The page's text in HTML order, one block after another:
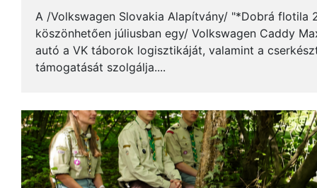
A /Volkswagen Slovakia Alapítvány/ "*Dobrá flotila
köszönhetően júliusban egy/ Volkswagen Caddy
autó a VK táborok logisztikáját, valamint a
támogatását szolgálja....